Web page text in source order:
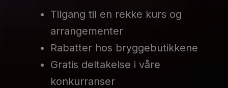
Tilgang til en rekke kurs og
arrangementer
Rabatter hos bryggebutikkene
Gratis deltakelse i våre
konkurranser